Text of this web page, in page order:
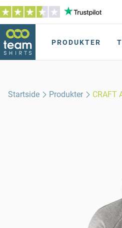
PRODUKTER
Startside Produkter CRAFT